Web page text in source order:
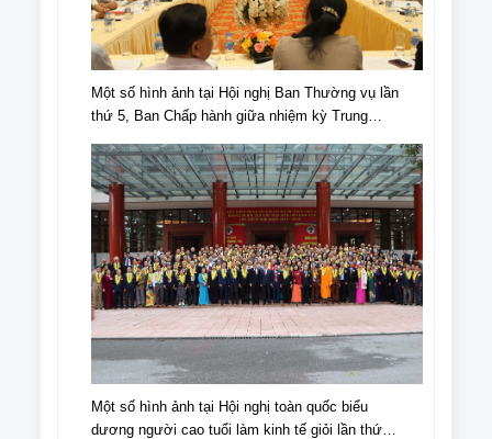
Một số hình ảnh tại Hội nghị Ban Thường vụ lần
thứ 5, Ban Chấp hành giữa nhiệm kỳ Trung
Một số hình ảnh tại Hội nghị toàn quốc biểu
dương người cao tuổi làm kinh tế giỏi lần thứ